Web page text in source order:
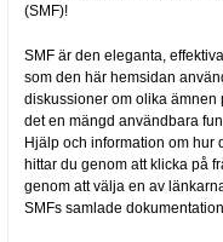
(SMF)!
SMF är den eleganta,
som den här hemsidan
diskussioner om olika ämnen
det en mängd användbara
Hjälp och information om hur
hittar du genom att klicka på
genom att välja en av
SMFs samlade